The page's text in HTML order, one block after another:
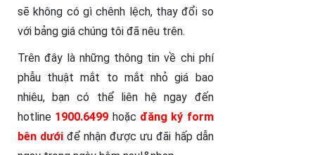
sẽ không có gì chênh lệch, thay đổi so
với bảng giá chúng tôi đã nêu trên.
Trên đây là những thông tin về chi phí
phẫu thuật mắt to mắt nhỏ giá bao
nhiêu, bạn có thể liên hệ ngay đến
hotline 1900.6499 hoặc đăng ký form
bên dưới để nhận được ưu đãi hấp dẫn